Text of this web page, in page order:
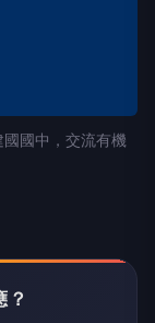
國中，交流有機
？